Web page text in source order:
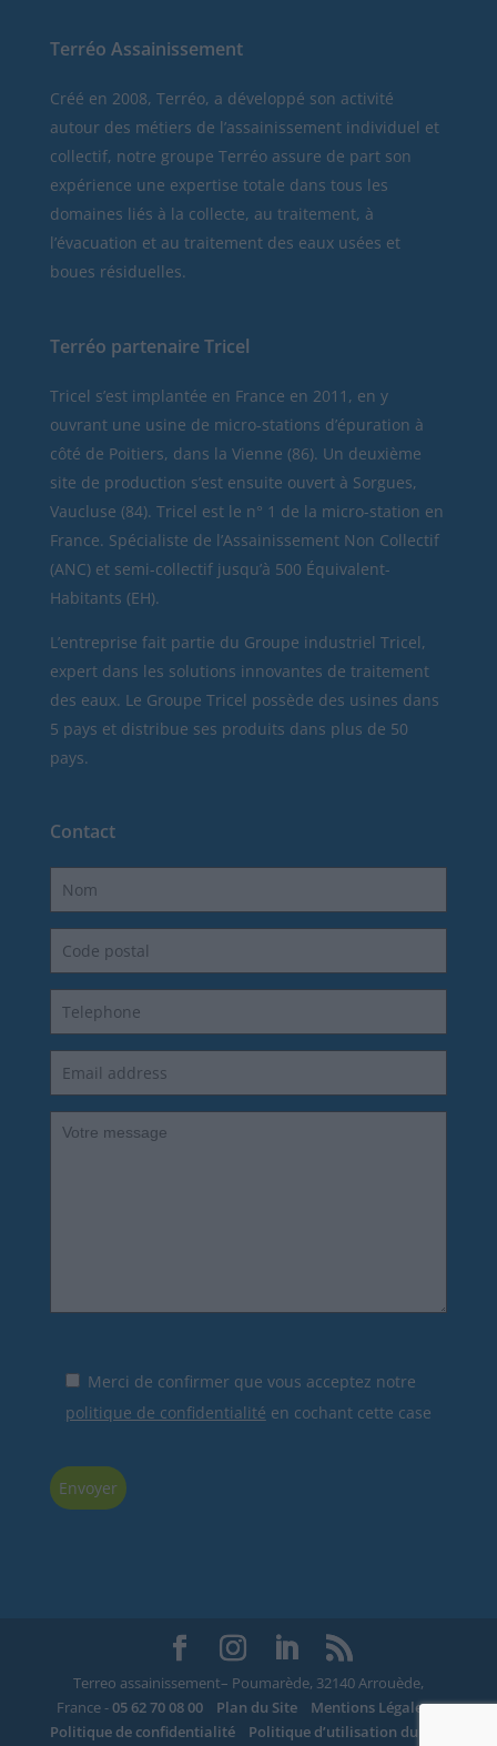
Terréo Assainissement
Créé en 2008, Terréo, a développé son activité
autour des métiers de l’assainissement individuel et
collectif, notre groupe Terréo assure de part son
expérience une expertise totale dans tous les
domaines liés à la collecte, au traitement, à
l’évacuation et au traitement des eaux usées et
boues résiduelles.
Terréo partenaire Tricel
Tricel s’est implantée en France en 2011, en y
ouvrant une usine de micro-stations d’épuration à
côté de Poitiers, dans la Vienne (86). Un deuxième
site de production s’est ensuite ouvert à Sorgues,
Vaucluse (84). Tricel est le n° 1 de la micro-station en
France. Spécialiste de l’Assainissement Non Collectif
(ANC) et semi-collectif jusqu’à 500 Équivalent-
Habitants (EH).
L’entreprise fait partie du Groupe industriel Tricel,
expert dans les solutions innovantes de traitement
des eaux. Le Groupe Tricel possède des usines dans
5 pays et distribue ses produits dans plus de 50
pays.
Contact
Merci de confirmer que vous acceptez notre
politique de confidentialité en cochant cette case
Terreo assainissement– Poumarède, 32140 Arrouède,
France -05 62 70 08 00 Plan du Site
Mentions Légales
Politique de confidentialité
Politique d’utilisation du site